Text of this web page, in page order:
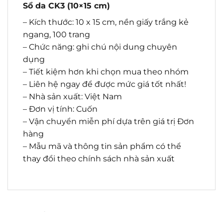
Sổ da CK3 (10×15 cm)
– Kích thước: 10 x 15 cm, nền giấy trắng kẻ
ngang, 100 trang
– Chức năng: ghi chú nội dung chuyên
dụng
– Tiết kiệm hơn khi chọn mua theo nhóm
– Liên hệ ngay để được mức giá tốt nhất!
– Nhà sản xuất: Việt Nam
– Đơn vị tính: Cuốn
– Vận chuyển miễn phí dựa trên giá trị Đơn
hàng
– Mẫu mã và thông tin sản phẩm có thể
thay đổi theo chính sách nhà sản xuất